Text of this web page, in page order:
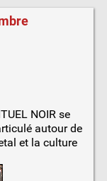
NOIR se
autour de
et la culture